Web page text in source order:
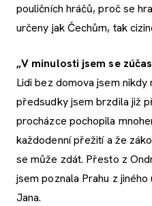
pouličních hráčů, proč se
určeny jak Čechům, tak
„V minulosti jsem se
Lidi bez domova jsem
předsudky jsem brzdila již
procházce pochopila
každodenní přežití a že
se může zdát. Přesto z
jsem poznala Prahu z
Jana.